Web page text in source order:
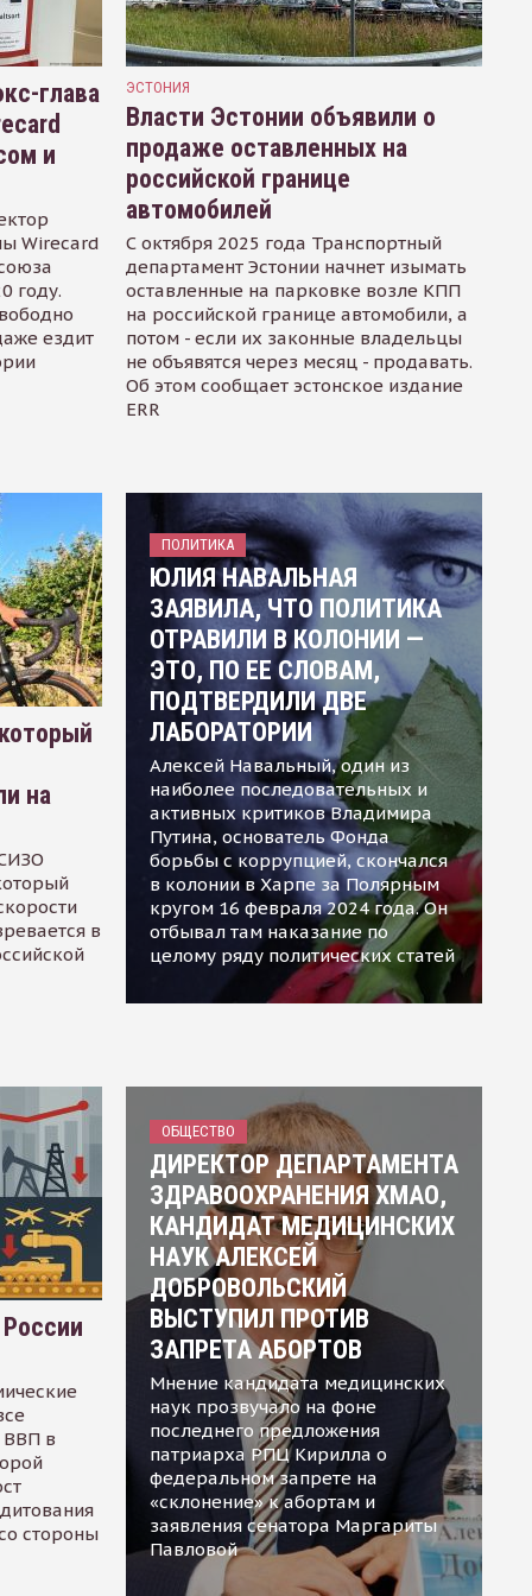
глава
и
Wirecard
году.
ездит
ЭСТОНИЯ
Власти Эстонии объявили о
продаже оставленных на
российской границе
автомобилей
С октября 2025 года Транспортный
департамент Эстонии начнет изымать
оставленные на парковке возле КПП
на российской границе автомобили, а
потом - если их законные владельцы
не объявятся через месяц - продавать.
Об этом сообщает эстонское издание
ERR
на
в
ПОЛИТИКА
ЮЛИЯ НАВАЛЬНАЯ
ЗАЯВИЛА, ЧТО ПОЛИТИКА
ОТРАВИЛИ В КОЛОНИИ —
ЭТО, ПО ЕЕ СЛОВАМ,
ПОДТВЕРДИЛИ ДВЕ
ЛАБОРАТОРИИ
Алексей Навальный, один из
наиболее последовательных и
активных критиков Владимира
Путина, основатель Фонда
борьбы с коррупцией, скончался
в колонии в Харпе за Полярным
кругом 16 февраля 2024 года. Он
отбывал там наказание по
целому ряду политических статей
ВВП в
стороны
ОБЩЕСТВО
ДИРЕКТОР ДЕПАРТАМЕНТА
ЗДРАВООХРАНЕНИЯ ХМАО,
КАНДИДАТ МЕДИЦИНСКИХ
НАУК АЛЕКСЕЙ
ДОБРОВОЛЬСКИЙ
ВЫСТУПИЛ ПРОТИВ
ЗАПРЕТА АБОРТОВ
Мнение кандидата медицинских
наук прозвучало на фоне
последнего предложения
патриарха РПЦ Кирилла о
федеральном запрете на
«склонение» к абортам и
заявления сенатора Маргариты
Павловой